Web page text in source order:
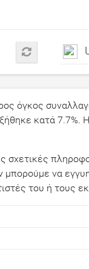
όγκος
κατά 7.7%.
σχετικές
να
του ή τους